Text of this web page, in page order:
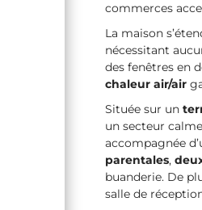
commerces
La maison
nécessitant
des fenêtres en
chaleur air/air
Située sur un
un secteur
accompagnée
parentales,
buanderie. De
salle de